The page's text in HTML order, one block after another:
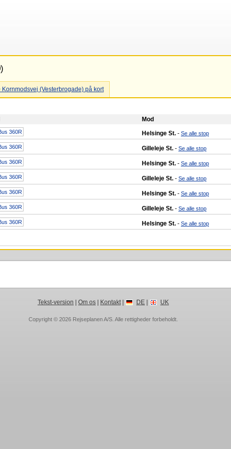
Kornmodsvej (Vesterbrogade) på kort
Mod
360R Helsinge St. - Se alle stop
360R Gilleleje St. - Se alle stop
360R Helsinge St. - Se alle stop
360R Gilleleje St. - Se alle stop
360R Helsinge St. - Se alle stop
360R Gilleleje St. - Se alle stop
360R Helsinge St. - Se alle stop
Tekst-version Om os| Kontakt| DE| UK
Copyright © 2026 Rejseplanen A/S . Alle rettigheder forbeholdt.